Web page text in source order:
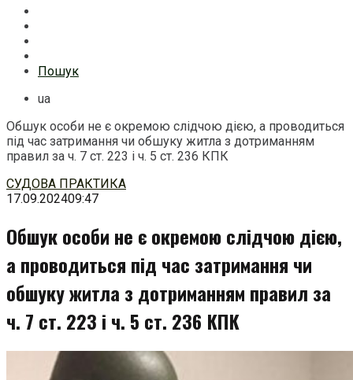
Пошук
ua
Обшук особи не є окремою слідчою дією, а проводиться
під час затримання чи обшуку житла з дотриманням
правил за ч. 7 ст. 223 і ч. 5 ст. 236 КПК
Перейти
до
СУДОВА ПРАКТИКА
17.09.202409:47
Обшук особи не є окремою слідчою дією,
а проводиться під час затримання чи
обшуку житла з дотриманням правил за
ч. 7 ст. 223 і ч. 5 ст. 236 КПК